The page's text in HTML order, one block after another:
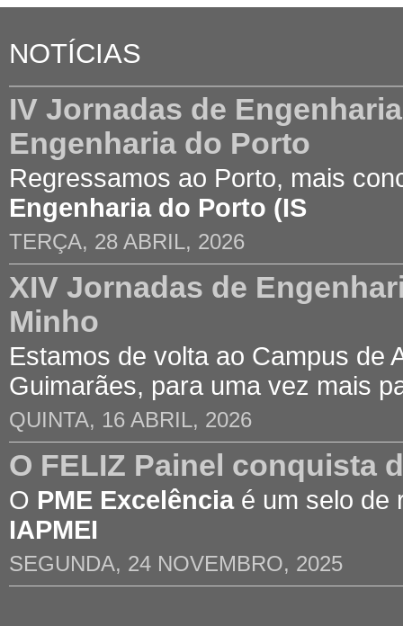
NOTÍCIAS
IV Jornadas de
Engenharia do Porto
Regressamos ao Porto, mais
Engenharia do Porto (IS
TERÇA, 28 ABRIL, 2026
XIV Jornadas de
Minho
Estamos de volta ao Campus de
Guimarães, para uma vez mais
QUINTA, 16 ABRIL, 2026
O FELIZ Painel conquista
O PME Excelênciaé um selo de
IAPMEI
SEGUNDA, 24 NOVEMBRO, 2025